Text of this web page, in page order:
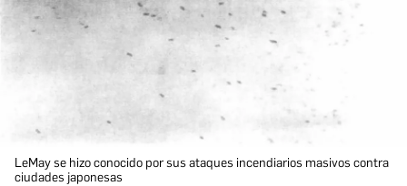
LeMay se hizo conocido por sus ataques incendiarios masivos contra
ciudades japonesas